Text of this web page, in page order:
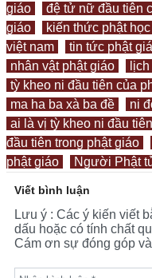
giáo
đệ tử nữ đầu tiên
giáo
kiến thức phật học
việt nam
tin tức phật
nhân vật phật giáo
tỳ kheo ni đầu tiên của
ma ha ba xà ba đề
ni
ai là vị tỳ kheo ni đầu
đầu tiên trong phật giáo
phật giáo
Người Phật
Viết bình luận
Lưu ý : Các ý kiến viết
dấu hoặc có tính chất
Cám ơn sự đóng góp